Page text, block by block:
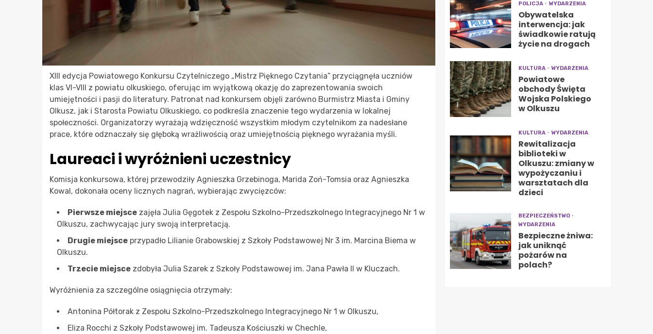
XIII edycja Powiatowego Konkursu Czytelniczego „Mistrz Pięknego Czytania” przyciągnęła uczniów
klas VI-VIII z powiatu olkuskiego, oferując im wyjątkową okazję do zaprezentowania swoich
umiejętności i pasji do literatury. Patronat nad konkursem objęli zarówno Burmistrz Miasta i Gminy
Olkusz, jak i Starosta Powiatu Olkuskiego, co podkreśla znaczenie tego wydarzenia w lokalnej
społeczności. Organizatorzy wyrażają wdzięczność wszystkim młodym czytelnikom za nadesłane
prace, które odznaczały się głęboką wrażliwością oraz umiejętnością pięknego wyrażania myśli.
Laureaci i wyróżnieni uczestnicy
Komisja konkursowa, której przewodziły Agnieszka Grzebinoga, Marida Zoń-Tomsia oraz Agnieszka
Kowal, dokonała oceny licznych nagrań, wybierając zwycięzców:
Pierwsze miejsce zajęła Julia Gęgotek z Zespołu Szkolno-Przedszkolnego Integracyjnego Nr 1 w
Olkuszu, zachwycając jury swoją interpretacją.
Drugie miejsce przypadło Lilianie Grabowskiej z Szkoły Podstawowej Nr 3 im. Marcina Biema w
Olkuszu.
Trzecie miejsce zdobyła Julia Szarek z Szkoły Podstawowej im. Jana Pawła II w Kluczach.
Wyróżnienia za szczególne osiągnięcia otrzymały:
Antonina Półtorak z Zespołu Szkolno-Przedszkolnego Integracyjnego Nr 1 w Olkuszu,
Eliza Rocchi z Szkoły Podstawowej im. Tadeusza Kościuszki w Chechle,
POLICJA
WYDARZENIA
Obywatelska
interwencja: jak
świadkowie ratują
życie na drogach
KULTURA WYDARZENIA
Powiatowe
obchody Święta
Wojska Polskiego
w Olkuszu
KULTURA WYDARZENIA
Rewitalizacja
biblioteki w
Olkuszu: zmiany w
wypożyczaniu i
warsztatach dla
dzieci
BEZPIECZEŃSTWO
WYDARZENIA
Bezpieczne żniwa:
jak uniknąć
pożarów na
polach?